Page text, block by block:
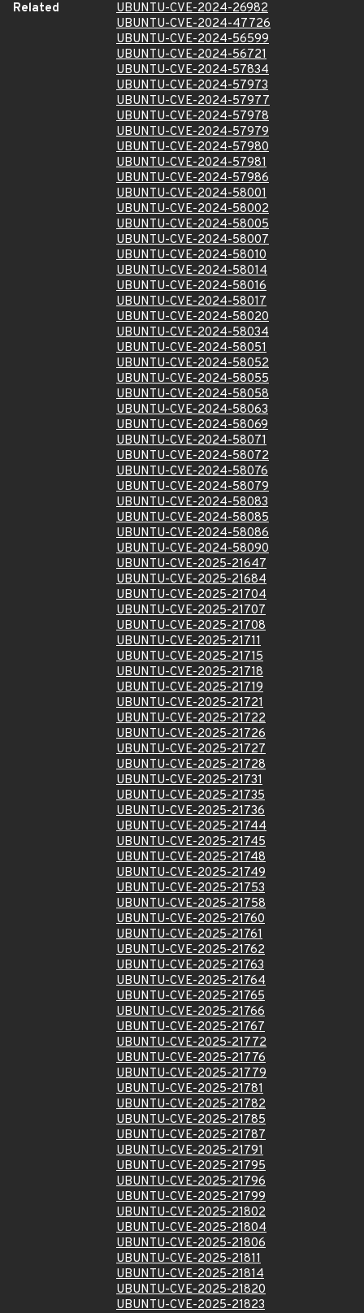
Related
UBUNTU-CVE-2024-26982
UBUNTU-CVE-2024-47726
UBUNTU-CVE-2024-56599
UBUNTU-CVE-2024-56721
UBUNTU-CVE-2024-57834
UBUNTU-CVE-2024-57973
UBUNTU-CVE-2024-57977
UBUNTU-CVE-2024-57978
UBUNTU-CVE-2024-57979
UBUNTU-CVE-2024-57980
UBUNTU-CVE-2024-57981
UBUNTU-CVE-2024-57986
UBUNTU-CVE-2024-58001
UBUNTU-CVE-2024-58002
UBUNTU-CVE-2024-58005
UBUNTU-CVE-2024-58007
UBUNTU-CVE-2024-58010
UBUNTU-CVE-2024-58014
UBUNTU-CVE-2024-58016
UBUNTU-CVE-2024-58017
UBUNTU-CVE-2024-58020
UBUNTU-CVE-2024-58034
UBUNTU-CVE-2024-58051
UBUNTU-CVE-2024-58052
UBUNTU-CVE-2024-58055
UBUNTU-CVE-2024-58058
UBUNTU-CVE-2024-58063
UBUNTU-CVE-2024-58069
UBUNTU-CVE-2024-58071
UBUNTU-CVE-2024-58072
UBUNTU-CVE-2024-58076
UBUNTU-CVE-2024-58079
UBUNTU-CVE-2024-58083
UBUNTU-CVE-2024-58085
UBUNTU-CVE-2024-58086
UBUNTU-CVE-2024-58090
UBUNTU-CVE-2025-21647
UBUNTU-CVE-2025-21684
UBUNTU-CVE-2025-21704
UBUNTU-CVE-2025-21707
UBUNTU-CVE-2025-21708
UBUNTU-CVE-2025-21711
UBUNTU-CVE-2025-21715
UBUNTU-CVE-2025-21718
UBUNTU-CVE-2025-21719
UBUNTU-CVE-2025-21721
UBUNTU-CVE-2025-21722
UBUNTU-CVE-2025-21726
UBUNTU-CVE-2025-21727
UBUNTU-CVE-2025-21728
UBUNTU-CVE-2025-21731
UBUNTU-CVE-2025-21735
UBUNTU-CVE-2025-21736
UBUNTU-CVE-2025-21744
UBUNTU-CVE-2025-21745
UBUNTU-CVE-2025-21748
UBUNTU-CVE-2025-21749
UBUNTU-CVE-2025-21753
UBUNTU-CVE-2025-21758
UBUNTU-CVE-2025-21760
UBUNTU-CVE-2025-21761
UBUNTU-CVE-2025-21762
UBUNTU-CVE-2025-21763
UBUNTU-CVE-2025-21764
UBUNTU-CVE-2025-21765
UBUNTU-CVE-2025-21766
UBUNTU-CVE-2025-21767
UBUNTU-CVE-2025-21772
UBUNTU-CVE-2025-21776
UBUNTU-CVE-2025-21779
UBUNTU-CVE-2025-21781
UBUNTU-CVE-2025-21782
UBUNTU-CVE-2025-21785
UBUNTU-CVE-2025-21787
UBUNTU-CVE-2025-21791
UBUNTU-CVE-2025-21795
UBUNTU-CVE-2025-21796
UBUNTU-CVE-2025-21799
UBUNTU-CVE-2025-21802
UBUNTU-CVE-2025-21804
UBUNTU-CVE-2025-21806
UBUNTU-CVE-2025-21811
UBUNTU-CVE-2025-21814
UBUNTU-CVE-2025-21820
UBUNTU-CVE-2025-21823